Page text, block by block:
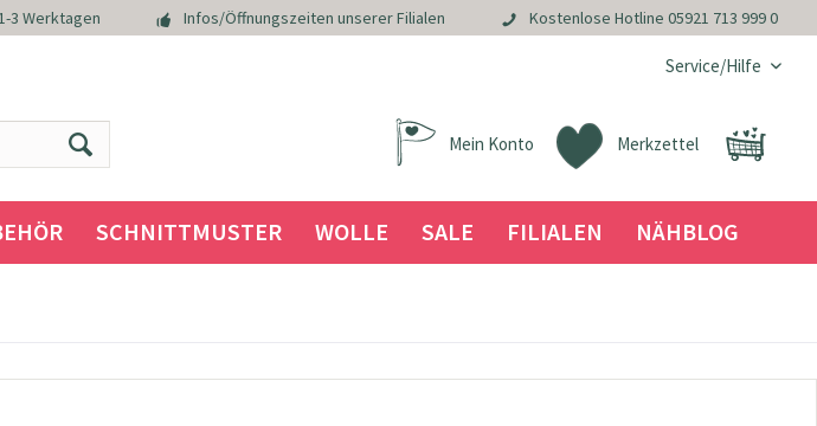
3 Werktagen Infos/Öffnungszeiten unserer Filialen Kostenlose Hotline 05921 713 999 0
Service/Hilfe
Merkzettel
Mein Konto
SCHNITTMUSTER WOLLE SALE FILIALEN NÄHBLOG